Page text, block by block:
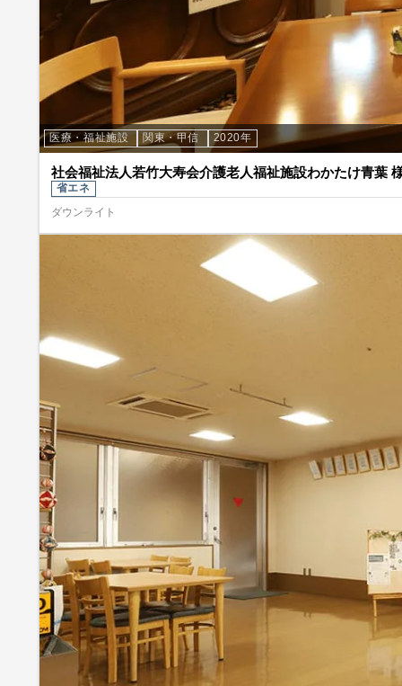
医療・福祉施設 関東・甲信 2020年
社会福祉法人若竹大寿会介護老人福祉施設わかたけ青葉
省エネ
ダウンライト